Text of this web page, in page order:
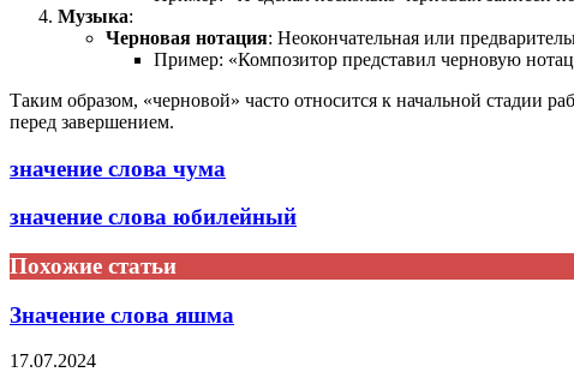
Музыка:
Черновая нотация: Неокончательная или
Пример: «Композитор представил черновую
Таким образом, «черновой» часто относится к начальной стадии
перед завершением.
значение слова чума
значение слова юбилейный
Похожие статьи
Значение слова яшма
17.07.2024